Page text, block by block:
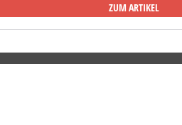
ZUM ARTIKEL